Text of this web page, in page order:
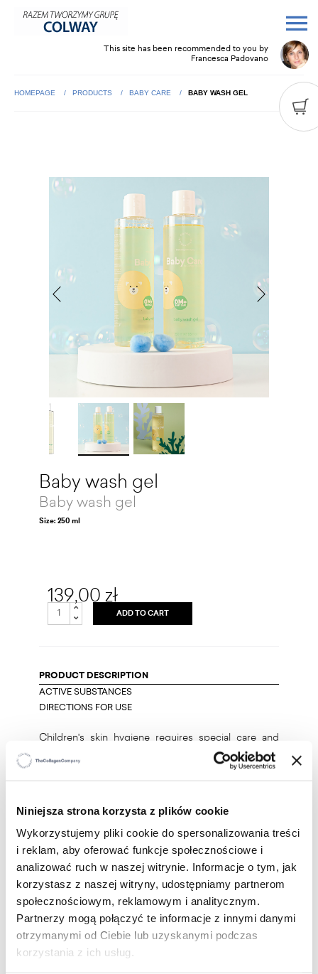
Niniejsza strona korzysta z plików cookie
Wykorzystujemy pliki cookie do spersonalizowania treści
i reklam, aby oferować funkcje społecznościowe i
analizować ruch w naszej witrynie. Informacje o tym, jak
korzystasz z naszej witryny, udostępniamy partnerom
społecznościowym, reklamowym i analitycznym.
Partnerzy mogą połączyć te informacje z innymi danymi
otrzymanymi od Ciebie lub uzyskanymi podczas
korzystania z ich usług.
This site has been recommended to you by
Francesca Padovano
HOMEPAGE PRODUCTS BABY CARE BABY WASH GEL
Baby wash gel
Baby wash gel
Size: 250 ml
139,00 zł
ADD TO CART
PRODUCT DESCRIPTION
ACTIVE SUBSTANCES
DIRECTIONS FOR USE
Children's skin hygiene requires special care and
exceptional, delicate care products. Thanks to the
presence of hydro active emollient and plant
surfactants, it gently cleanses, oils and protects the
formula reduces the risk of irritation. It prevents
excessive drying of the skin during washing. It does
not affect the hydrolipid layer of the skin, which is a
natural skin protection. The baby wash gel is so
gentle that it does not sting the eyes. While bathing,
it gives a pleasant, delicate foam. Baby's skin care
cannot be accidental, so choose a specially
composed and proven product.